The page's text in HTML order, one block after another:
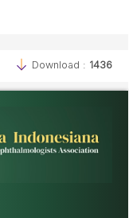
Download : 1436